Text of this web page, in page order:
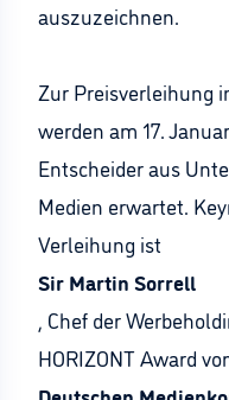
auszuzeichnen.
Zur Preisverleihung
werden am 17.
Entscheider aus
Medien erwartet.
Verleihung ist
Sir Martin Sorrell
, Chef der
HORIZONT Award